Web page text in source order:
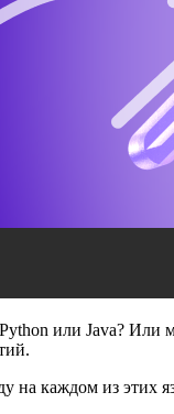
или Java? Или
на каждом из этих